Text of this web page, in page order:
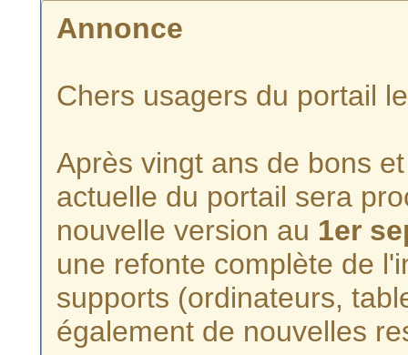
Annonce
Chers usagers du portail
Après vingt ans de bons
actuelle du portail sera
nouvelle version au 1er
une refonte complète de
supports (ordinateurs,
également de nouvelles